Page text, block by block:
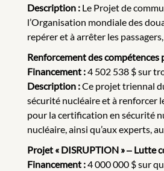
Description : Le Projet de
l’Organisation mondiale des
repérer et à arrêter les
Renforcement des
Financement :4 502 538 $ sur
Description :Ce projet triennal
sécurité nucléaire et à renforcer
pour la certification en sécurité
nucléaire, ainsi qu’aux experts,
Projet « DISRUPTION » ‒ Lutte
Financement :4 000 000 $ sur